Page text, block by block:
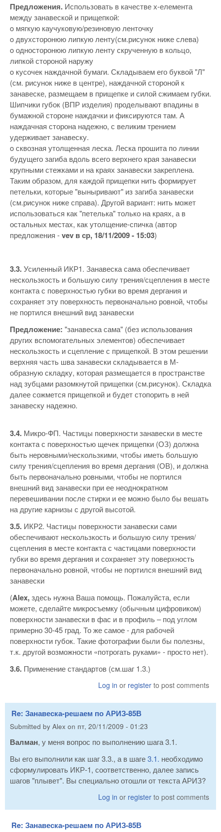
Предложения. Использовать в качестве х-елемента
между занавеской и прищепкой:
o мягкую каучуковую/резиновую ленточку
o двухсторонюю липкую ленту(см.рисунок ниже слева)
o односторонюю липкую ленту скрученную в кольцо,
липкой стороной наружу
o кусочек наждачной бумаги. Складываем его буквой "Л"
(см. рисунок ниже в центре), наждачной стороной к
занавеске, размещаем в прищепке и силой сжимаем губки.
Шипчики губок (ВПР изделия) проделывают впадины в
бумажной стороне наждачки и фиксируются там. А
наждачная сторона надежно, с великим трением
удерживает занавеску.
o сквозная утолщенная леска. Леска прошита по линии
будущего загиба вдоль всего верхнего края занавески
крупными стежками и на краях занавески закреплена.
Таким образом, для каждой прищепки нить формирует
петельки, которые "выныривают" из загиба занавески
(см.рисунок ниже справа). Другой вариант: нить может
использоваться как "петелька" только на краях, а в
остальных местах, как утолщение-спичка (автор
предложения -vev в ср, 18/11/2009 - 15:03)
3.3.Усиленный ИКР1. Занавеска сама обеспечивает
нескользкость и большую силу трения/сцепления в месте
контакта с поверхностью губки во время дергания и
сохраняет эту поверхность первоначально ровной, чтобы
не портился внешний вид занавески
Предложение: "занавеска сама" (без использования
других вспомогательных элементов) обеспечивает
нескользкость и сцепление с прищепкой. В этом решении
верхняя часть шва занавески складывается в М-
образную складку, которая размещается в пространстве
над зубцами разомкнутой прищепки (см.рисунок). Складка
далее сожмется прищепкой и будет стопорить в ней
занавеску надежно.
3.4. Микро-ФП. Частицы поверхности занавески в месте
контакта с поверхностью щечек прищепки (ОЗ) должна
быть неровными/нескользкими, чтобы иметь большую
силу трения/сцепления во время дергания (ОВ), и должна
быть первоначально ровными, чтобы не портился
внешний вид занавески при ее неоднократном
перевешивании после стирки и ее можно было бы вешать
на другие карнизы с другой высотой.
3.5. ИКР2. Частицы поверхности занавески сами
обеспечивают нескользкость и большую силу трения/
сцепления в месте контакта с частицами поверхности
губки во время дергания и сохраняет эту поверхность
первоначально ровной, чтобы не портился внешний вид
занавески
(Alex,здесь нужна Ваша помощь. Пожалуйста, если
можете, сделайте микросъемку (обычным цифровиком)
поверхности занавески в фас и в профиль – под углом
примерно 30-45 град. То же самое - для рабочей
поверхности губок. Такие фотографии были бы полезны,
т.к. другой возможности «потрогать руками» - просто нет).
3.6. Применение стандартов (см.шаг 1.3.)
Log in or register to post comments
Re: Занавеска-решаем по АРИЗ-85В
Submitted by Alex on пт, 20/11/2009 - 01:23
Валман, у меня вопрос по выполнению шага 3.1.
Вы его выполнили как шаг 3.3., а в шаге3.1. необходимо
сформулировать ИКР-1, соответственно, далее запись
шагов "плывет". Вы специально отошли от текста АРИЗ?
Log in or register to post comments
Re: Занавеска-решаем по АРИЗ-85В